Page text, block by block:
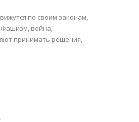
по своим законам,
Фашизм, война,
принимать решения,